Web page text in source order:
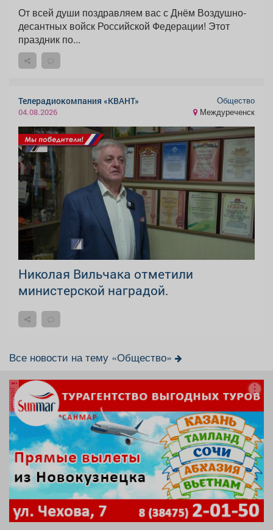
От всей души поздравляем вас с Днём Воздушно-
десантных войск Российской Федерации! Этот
праздник по...
Телерадиокомпания «КВАНТ»
04.08.2026
Общество
Междуреченск
Николая Вильчака отметили
министерской наградой.
Все новости на тему «Общество»
реклама